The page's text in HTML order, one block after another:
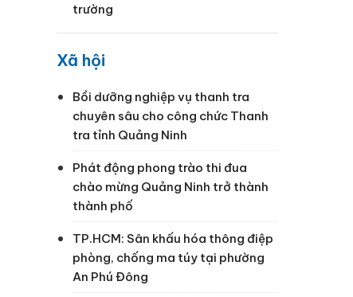
trường
Xã hội
Bồi dưỡng nghiệp vụ thanh tra
chuyên sâu cho công chức Thanh
tra tỉnh Quảng Ninh
Phát động phong trào thi đua
chào mừng Quảng Ninh trở thành
thành phố
TP.HCM: Sân khấu hóa thông điệp
phòng, chống ma túy tại phường
An Phú Đông